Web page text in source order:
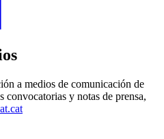
a medios de comunicación de
convocatorias y notas de prensa,